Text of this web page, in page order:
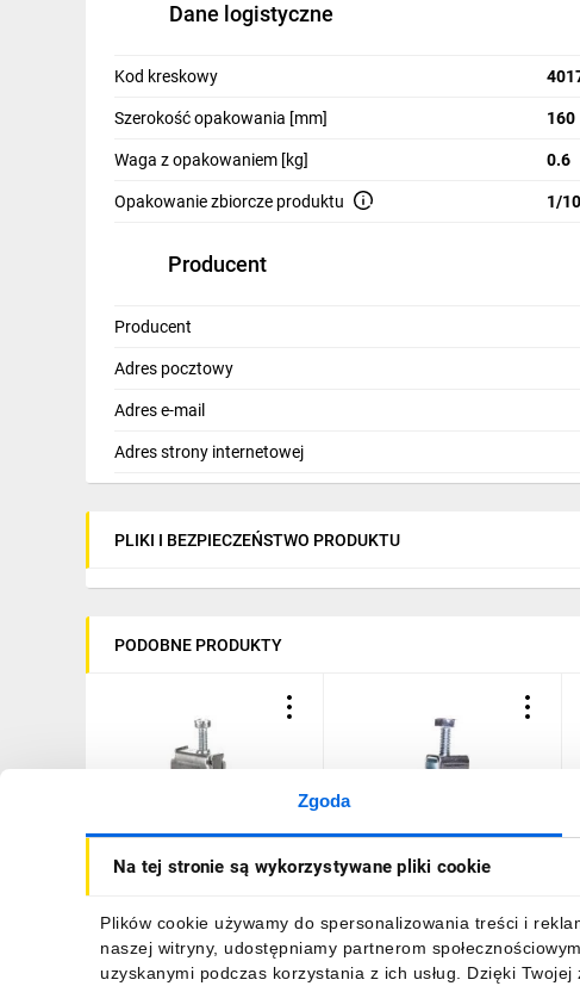
Zgoda
Na tej stronie są wykorzystywane pliki cookie
Plików cookie używamy do spersonalizowania treści i
naszej witryny, udostępniamy partnerom
uzyskanymi podczas korzystania z ich usług. Dzięki
Budowa i Remont
Elektronika
Smart home
Energetyka wiatrowa
Wentylacja i rekuperacja
Dane logistyczne
Kod kreskowy
Szerokość opakowania [mm] 160
Waga z opakowaniem [kg] 0.6
Opakowanie zbiorcze produktu 1/
Producent
Producent
Adres pocztowy
Adres e-mail
Adres strony internetowej
PLIKI I BEZPIECZEŃSTWO PRODUKTU
PODOBNE PRODUKTY
Zacisk do szyn zbiorczych
1,5-16mm2, 1000V AC/DC,
MAE0165E15
3,97 złbrutto
Zacisk do szyn zbiorczych
1,5-35mm2, 1000V AC/DC,
MAE0351E15
7,81 złbrutto